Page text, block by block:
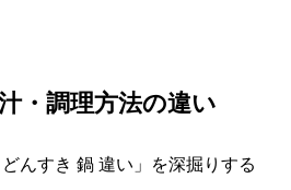
・調理方法の違い
んすき 鍋 違い」を深掘りする